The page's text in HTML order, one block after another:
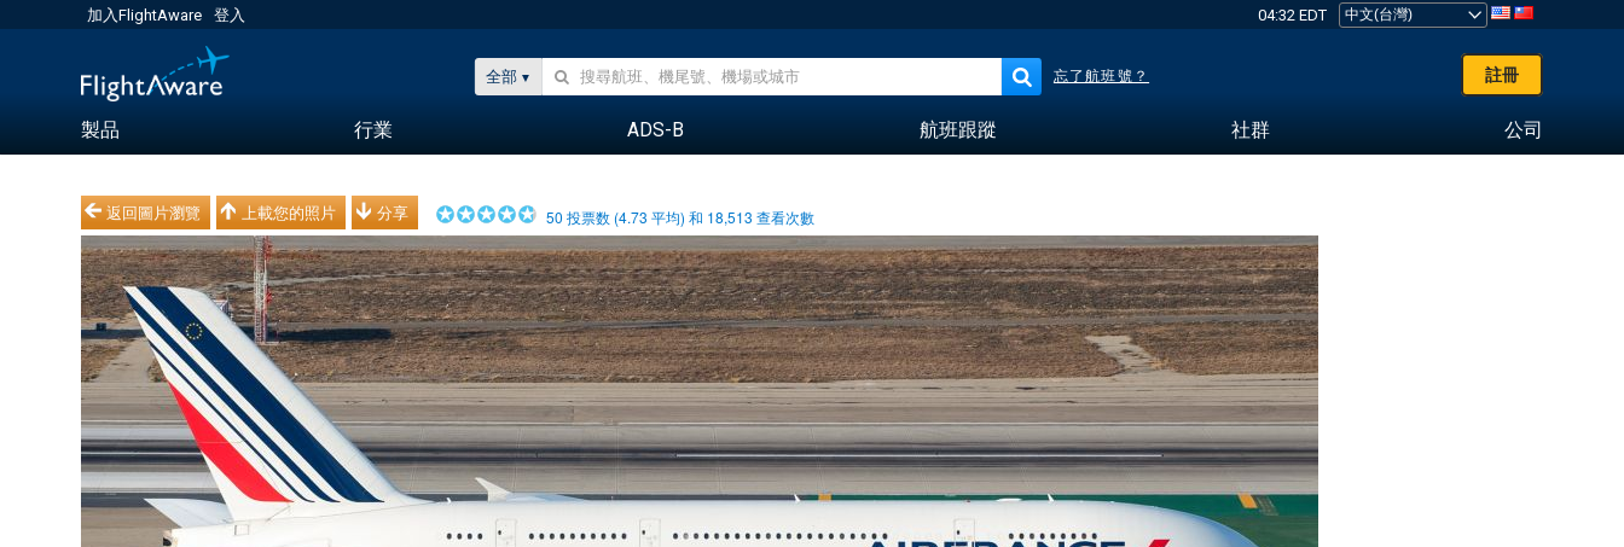
加入FlightAware 登入 04:32 EDT
全部 忘了航班號？ 註冊
製品 行業 ADS-B 航班跟蹤 社群 公司
返回圖片瀏覽 上載您的照片 分享 50 投票数 (4.73 平均) 和 18,513 查看次數